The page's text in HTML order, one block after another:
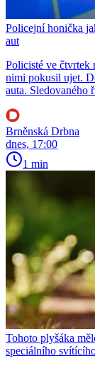
Policejní honička
aut
Policisté ve čtvrtek
nimi pokusil ujet.
auta. Sledovaného
Brněnská Drbna
dnes, 17:00
1 min
Tohoto plyšáka
speciálního